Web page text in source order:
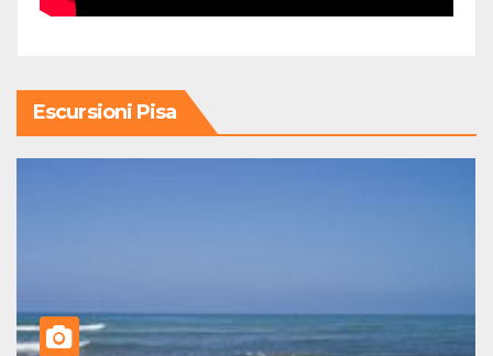
Escursioni Pisa